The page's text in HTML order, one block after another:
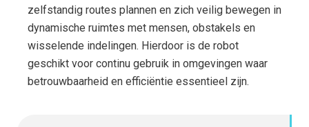
zelfstandig routes plannen en zich veilig bewegen in
dynamische ruimtes met mensen, obstakels en
wisselende indelingen. Hierdoor is de robot
geschikt voor continu gebruik in omgevingen waar
betrouwbaarheid en efficiëntie essentieel zijn.